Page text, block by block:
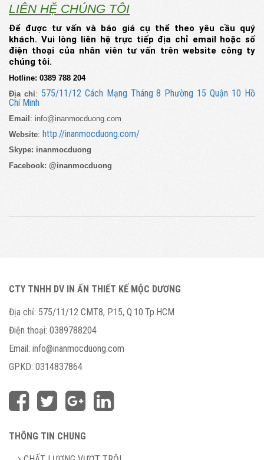
LIÊN HỆ CHÚNG TÔI
Để được tư vấn và báo giá cụ thể theo yêu cầu quý
khách. Vui lòng liên hệ trực tiếp địa chỉ email hoặc số
điện thoại của nhân viên tư vấn trên website công ty
chúng tôi.
Hotline: 0389 788 204
Địa chỉ: 575/11/12 Cách Mạng Tháng 8 Phường 15 Quận 10 Hồ
Chí Minh
Email : info@inanmocduong.com
Website: http://inanmocduong.com/
Skype: inanmocduong
Facebook: @inanmocduong
CTY TNHH DV IN ẤN THIẾT KẾ MỘC DƯƠNG
Địa chỉ: 575/11/12 CMT8, P.15, Q.10.Tp.HCM
Điện thoại: 0389788204
Email: info@inanmocduong.com
GPKD: 0314837864
THÔNG TIN CHUNG